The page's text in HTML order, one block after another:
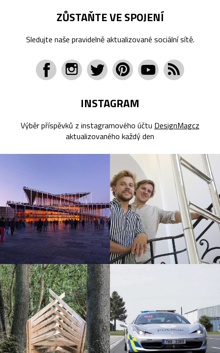
ZŮSTAŇTE VE SPOJENÍ
Sledujte naše pravidelně aktualizované sociální sítě.
INSTAGRAM
Výběr příspěvků z instagramového účtu DesignMagcz
aktualizovaného každý den